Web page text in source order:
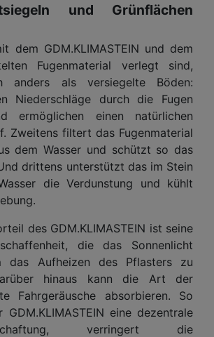
und Grünflächen
dem GDM.KLIMASTEIN und dem
Fugenmaterial verlegt sind,
anders als versiegelte Böden:
Niederschläge durch die Fugen
ermöglichen einen natürlichen
Zweitens filtert das Fugenmaterial
dem Wasser und schützt so das
drittens unterstützt das im Stein
die Verdunstung und kühlt
des GDM.KLIMASTEIN ist seine
die das Sonnenlicht
das Aufheizen des Pflasters zu
hinaus kann die Art der
Fahrgeräusche absorbieren. So
eine dezentrale
verringert die